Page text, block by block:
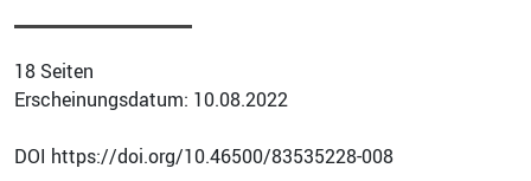
18 Seiten
Erscheinungsdatum: 10.08.2022
DOI https://doi.org/10.46500/83535228-008